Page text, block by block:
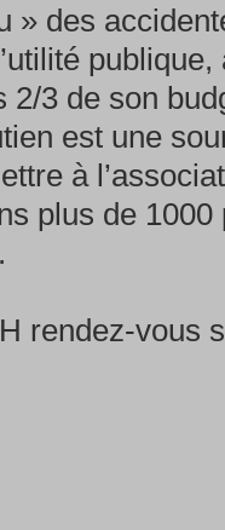
» des
2/3 de son
est une
à
plus de
rendez-vous